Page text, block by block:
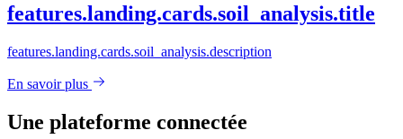
features.landing.cards.soil_analysis.title
features.landing.cards.soil_analysis.description
En savoir plus
Une plateforme connectée